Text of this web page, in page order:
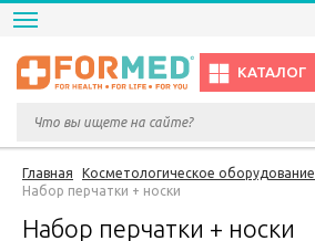
КАТАЛОГ
Главная Косметологическое оборудование
Набор перчатки + носки
Набор перчатки + носки